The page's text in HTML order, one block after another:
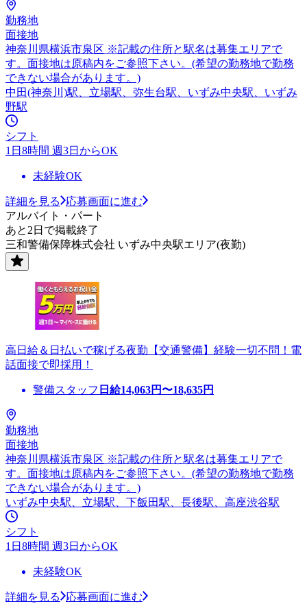
勤務地
面接地
神奈川県横浜市泉区 ※記載の住所と駅名は募集エリアで
す。面接地は原稿内をご参照下さい。(希望の勤務地で勤務
できない場合があります。)
中田(神奈川)駅、立場駅、弥生台駅、いずみ中央駅、いずみ
野駅
シフト
1日8時間 週3日からOK
未経験OK
詳細を見る
応募画面に進む
アルバイト・パート
あと2日で掲載終了
三和警備保障株式会社 いずみ中央駅エリア(夜勤)
高日給＆日払いで稼げる夜勤【交通警備】経験一切不問！電
話面接で即採用！
警備スタッフ 日給14,063円〜18,635円
勤務地
面接地
神奈川県横浜市泉区 ※記載の住所と駅名は募集エリアで
す。面接地は原稿内をご参照下さい。(希望の勤務地で勤務
できない場合があります。)
いずみ中央駅、立場駅、下飯田駅、長後駅、高座渋谷駅
シフト
1日8時間 週3日からOK
未経験OK
詳細を見る
応募画面に進む